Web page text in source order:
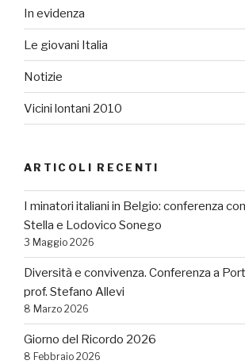
In evidenza
Le giovani Italia
Notizie
Vicini lontani 2010
ARTICOLI RECENTI
I minatori italiani in Belgio: conferenza
Stella e Lodovico Sonego
3 Maggio 2026
Diversità e convivenza. Conferenza a
prof. Stefano Allevi
8 Marzo 2026
Giorno del Ricordo 2026
8 Febbraio 2026